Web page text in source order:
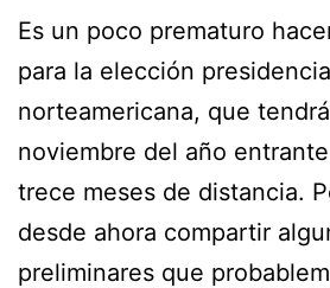
Es un poco prematuro
para la elección
norteamericana, que
noviembre del año
trece meses de distancia.
desde ahora compartir
preliminares que